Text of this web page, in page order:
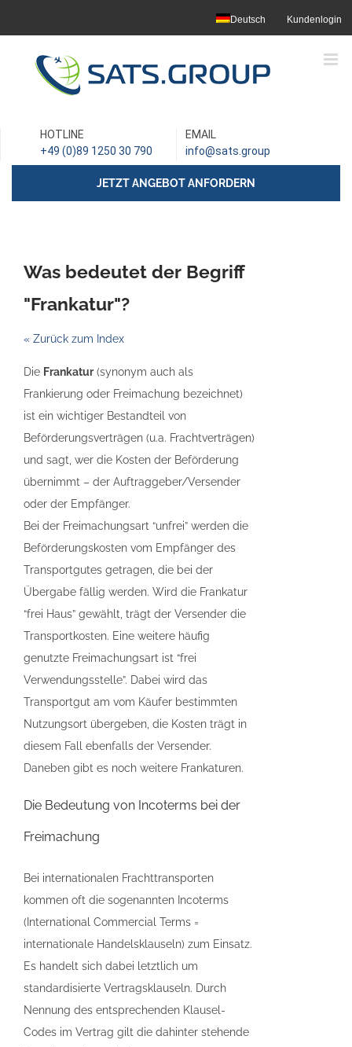
content
Deutsch Kundenlogin
HOTLINE
+49 (0)89 1250 30 790
EMAIL
info@sats.group
JETZT ANGEBOT ANFORDERN
Was bedeutet der Begriff
"Frankatur"?
« Zurück zum Index
Die Frankatur(synonym auch als
Frankierung oder Freimachung bezeichnet)
ist ein wichtiger Bestandteil von
Beförderungsverträgen (u.a. Frachtverträgen)
und sagt, wer die Kosten der Beförderung
übernimmt – der Auftraggeber/Versender
oder der Empfänger.
Bei der Freimachungsart “unfrei” werden die
Beförderungskosten vom Empfänger des
Transportgutes getragen, die bei der
Übergabe fällig werden. Wird die Frankatur
“frei Haus” gewählt, trägt der Versender die
Transportkosten. Eine weitere häufig
genutzte Freimachungsart ist “frei
Verwendungsstelle”. Dabei wird das
Transportgut am vom Käufer bestimmten
Nutzungsort übergeben, die Kosten trägt in
diesem Fall ebenfalls der Versender.
Daneben gibt es noch weitere Frankaturen.
Die Bedeutung von Incoterms bei der
Freimachung
Bei internationalen Frachttransporten
kommen oft die sogenannten Incoterms
(International Commercial Terms =
internationale Handelsklauseln) zum Einsatz.
Es handelt sich dabei letztlich um
standardisierte Vertragsklauseln. Durch
Nennung des entsprechenden Klausel-
Codes im Vertrag gilt die dahinter stehende